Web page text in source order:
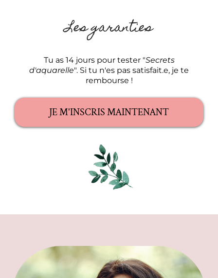
Les garanties
Tu as 14 jours pour tester "Secrets
d'aquarelle". Si tu n'es pas satisfait.e, je te
rembourse !
JE M'INSCRIS MAINTENANT